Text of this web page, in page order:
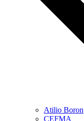
Atilio Boron
CEFMA